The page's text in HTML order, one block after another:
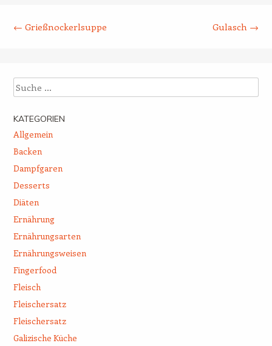
← Grießnockerlsuppe Gulasch →
Suche
KATEGORIEN
Allgemein
Backen
Dampfgaren
Desserts
Diäten
Ernährung
Ernährungsarten
Ernährungsweisen
Fingerfood
Fleisch
Fleischersatz
Fleischersatz
Galizische Küche